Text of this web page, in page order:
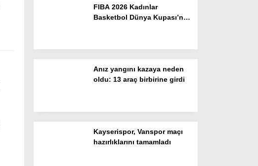
FIBA 2026 Kadınlar
Basketbol Dünya Kupası’nda
sürdürüyor
Anız yangını kazaya neden
oldu: 13 araç birbirine girdi
Kayserispor, Vanspor maçı
hazırlıklarını tamamladı